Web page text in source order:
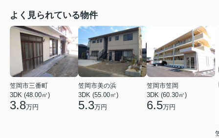
よく見られている物件
笠岡市三番町
3DK (48.00㎡)
3.8万円
笠岡市美の浜
3DK (55.00㎡)
5.3万円
笠岡市笠岡
3DK (60.30㎡)
6.5万円